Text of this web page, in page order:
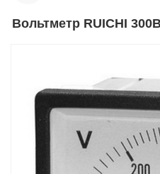
Вольтметр RUICHI